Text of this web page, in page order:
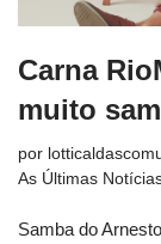
Carna
muito
por
As Últimas
Samba do